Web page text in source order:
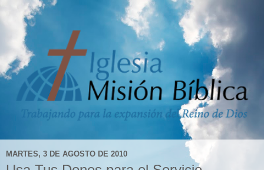
MARTES, 3 DE AGOSTO DE 2010